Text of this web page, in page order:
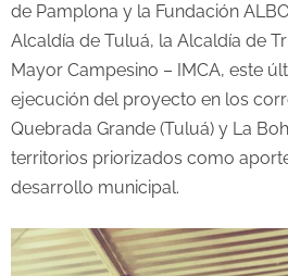
de Pamplona y la Fundación
Alcaldía de Tuluá, la Alcaldía de
Mayor Campesino – IMCA, este
ejecución del proyecto en los
Quebrada Grande (Tuluá) y La
territorios priorizados como
desarrollo municipal.